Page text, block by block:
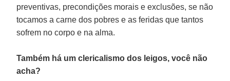
preventivas, precondições morais e exclusões, se não
tocamos a carne dos pobres e as feridas que tantos
sofrem no corpo e na alma.
Também há um clericalismo dos leigos, você não
acha?